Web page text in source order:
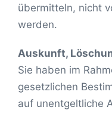
übermitteln, nicht
werden.
Auskunft,
Sie haben im
gesetzlichen
auf unentgeltliche